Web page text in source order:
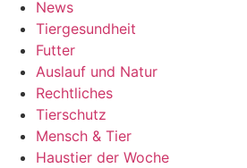
News
Tiergesundheit
Futter
Auslauf und Natur
Rechtliches
Tierschutz
Mensch & Tier
Haustier der Woche